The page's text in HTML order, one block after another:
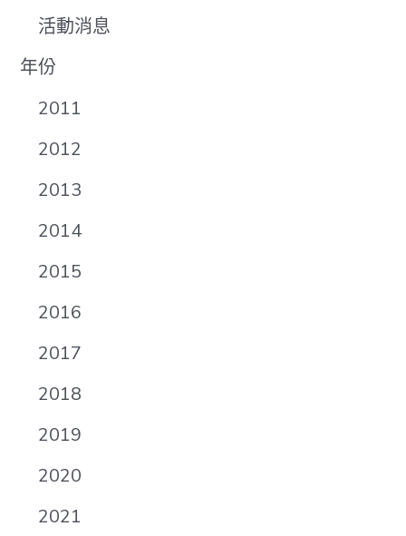
活動消息
年份
2011
2012
2013
2014
2015
2016
2017
2018
2019
2020
2021